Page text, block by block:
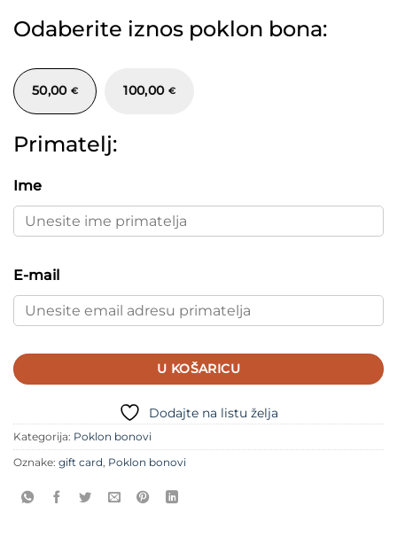
Odaberite iznos poklon bona:
50,00€ 100,00€
Primatelj:
Ime
E-mail
U KOŠARICU
Dodajte na listu želja
Kategorija: Poklon bonovi
Oznake: gift card Poklon bonovi